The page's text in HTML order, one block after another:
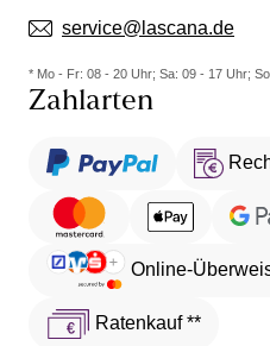
service@lascana.de
* Mo - Fr: 08 - 20 Uhr; Sa: 09 - 17 Uhr;
Zahlarten
Online-
Ratenkauf **